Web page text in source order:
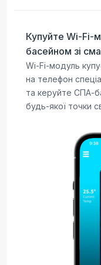
Купуйте Wi-Fi-
басейном зі
Wi-Fi-модуль
на телефон
та керуйте СПА-
будь-якої точки